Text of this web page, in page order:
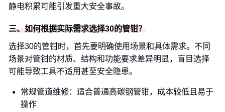
静电积累可能引发重大安全事故。
三、如何根据实际需求选择30的管钳？
选择30的管钳时，首先要明确使用场景和具体需求。不同
场景对管钳的材质、结构和功能要求差异明显，盲目选择
可能导致工具不适用甚至安全隐患。
常规管道维修：适合普通高碳钢管钳，成本较低且易于
操作